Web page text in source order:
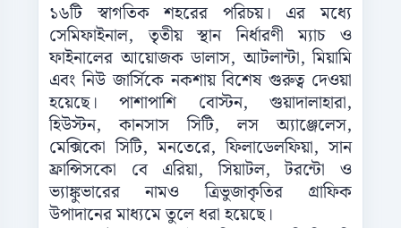
১৬টি স্বাগতিক শহরের পরিচয়। এর মধ্যে
সেমিফাইনাল, তৃতীয় স্থান নির্ধারণী ম্যাচ ও
ফাইনালের আয়োজক ডালাস, আটলান্টা, মিয়ামি
এবং নিউ জার্সিকে নকশায় বিশেষ গুরুত্ব দেওয়া
হয়েছে। পাশাপাশি বোস্টন, গুয়াদালাহারা,
হিউস্টন, কানসাস সিটি, লস অ্যাঞ্জেলেস,
মেক্সিকো সিটি, মনতেরে, ফিলাডেলফিয়া, সান
ফ্রান্সিসকো বে এরিয়া, সিয়াটল, টরন্টো ও
ভ্যাঙ্কুভারের নামও ত্রিভুজাকৃতির গ্রাফিক
উপাদানের মাধ্যমে তুলে ধরা হয়েছে।